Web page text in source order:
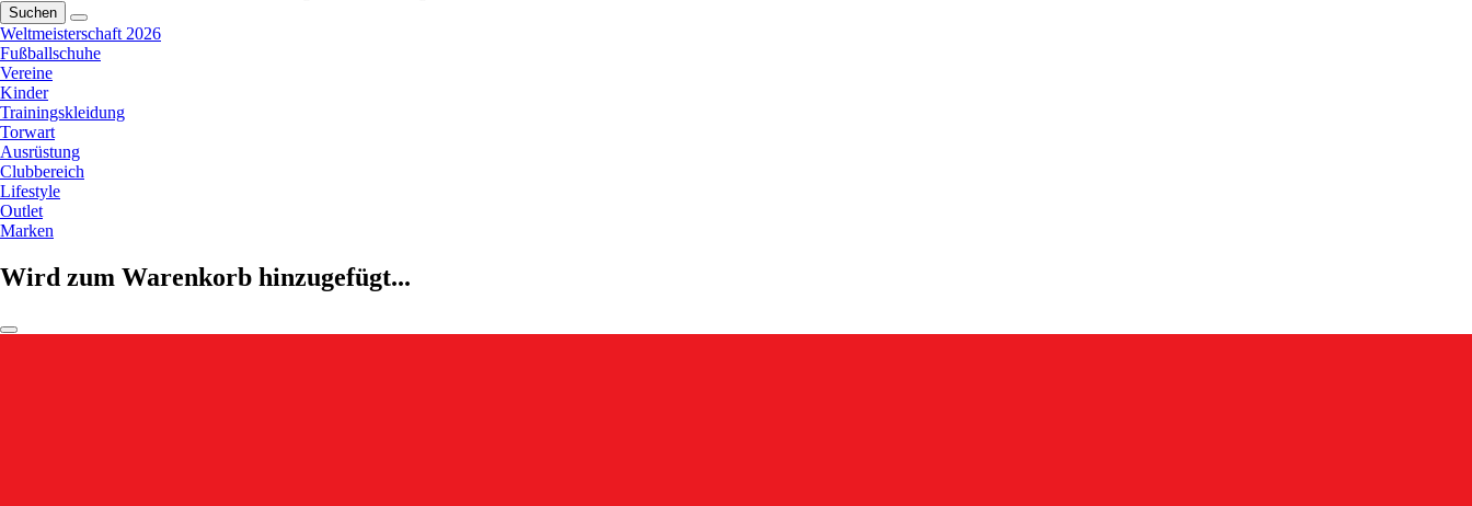
Suchen
Weltmeisterschaft 2026
Fußballschuhe
Vereine
Kinder
Trainingskleidung
Torwart
Ausrüstung
Clubbereich
Lifestyle
Outlet
Marken
Wird zum Warenkorb hinzugefügt...